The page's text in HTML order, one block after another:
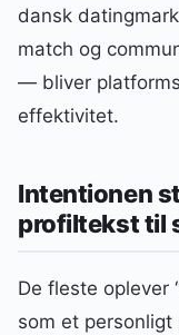
dansk
match og
— bliver
effektivitet.
Intentionen
profiltekst til
De fleste oplever
som et